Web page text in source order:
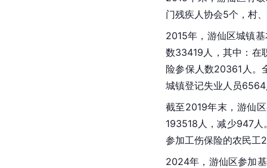
门残疾人协会5个，村
2015年，游仙区城镇
数33419人，其中：在
险参保人数20361人。
城镇登记失业人员
截至2019年末，游仙
193518人，减少947人
参加工伤保险的农民工
2024年，游仙区参加